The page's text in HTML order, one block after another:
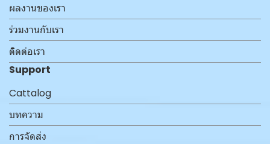
ผลงานของเรา
ร่วมงานกับเรา
ติดต่อเรา
Support
Cattalog
บทความ
การจัดส่ง